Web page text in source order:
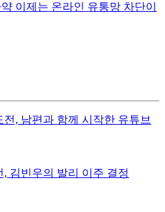
이제는 온라인 유통망 차단이
, 남편과 함께 시작한 유튜브
김빈우의 발리 이주 결정